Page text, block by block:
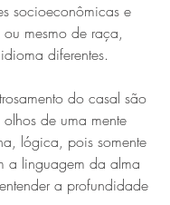
socioeconômicas e
mesmo de raça,
diferentes.
do casal são
de uma mente
lógica, pois somente
a linguagem da alma
a profundidade